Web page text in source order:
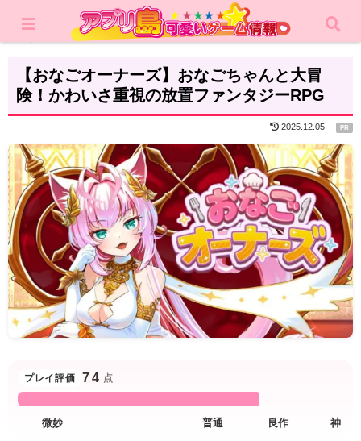
レビュー RPG
【おなごオーナーズ】おなごちゃんと大冒
険！かわいさ重視の放置ファンタジーRPG
2025.12.05
プレイ評価 74 点